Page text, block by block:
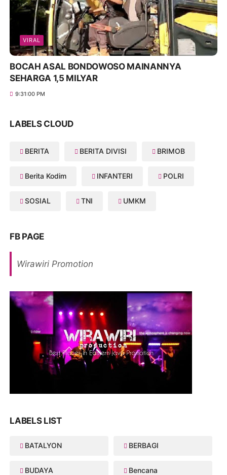
VIRAL
BOCAH ASAL BONDOWOSO MAINANNYA
SEHARGA 1,5 MILYAR
9:31:00 PM
LABELS CLOUD
BERITA BERITA DIVISI BRIMOB
Berita Kodim INFANTERI POLRI
SOSIAL TNI UMKM
FB PAGE
Wirawiri Promotion
LABELS LIST
BATALYON BERBAGI
BUDAYA Bencana